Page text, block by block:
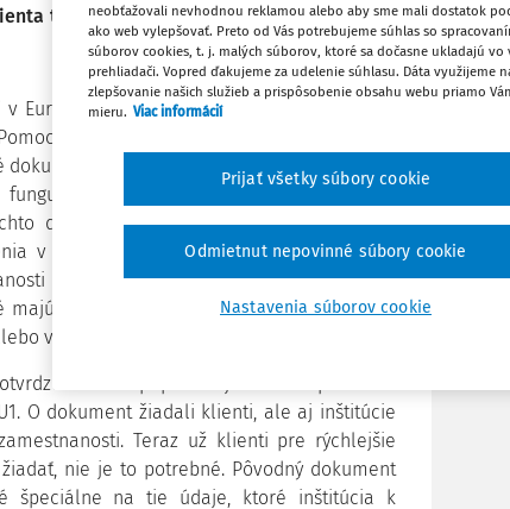
to opäť znamená menej papierovania a
Európskej únii sa čoraz viac rozširuje, a to
neho si krajiny EÚ vymieňajú údaje o
(SED). Od septembra 2021, odkedy
do začiatku januára 2022 Sociálna
dokumentov. Išlo o prijaté a odoslané
v nezamestnanosti, príjme z posledného
v inom členskom štáte EÚ, rodinných
vplyv na posúdenie nároku na dávku v
v inom štáte EÚ.
v papierovej forme prevažne
O dokument žiadali klienti, ale aj inštitúcie
Teraz už klienti pre rýchlejšie
nie je to potrebné. Pôvodný dokument
špeciálne na tie údaje, ktoré inštitúcia k
neobťažovali nevhodnou reklamou alebo aby sme mali dostatok
ako web vylepšovať. Preto od Vás potrebujeme súhlas so
súborov cookies, t. j. malých súborov, ktoré sa dočasne ukladajú vo
prehliadači. Vopred ďakujeme za udelenie súhlasu. Dáta využijeme
zlepšovanie našich služieb a prispôsobenie obsahu webu priamo
mieru. Viac informácií
Nastavenia súborov cookie
Odmietnut nepovinné súbory cookie
Prijať všetky súbory cookie